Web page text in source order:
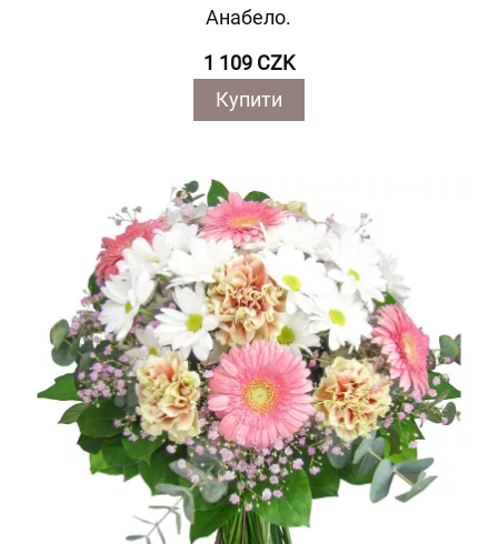
Анабело.
1 109 CZK
Купити